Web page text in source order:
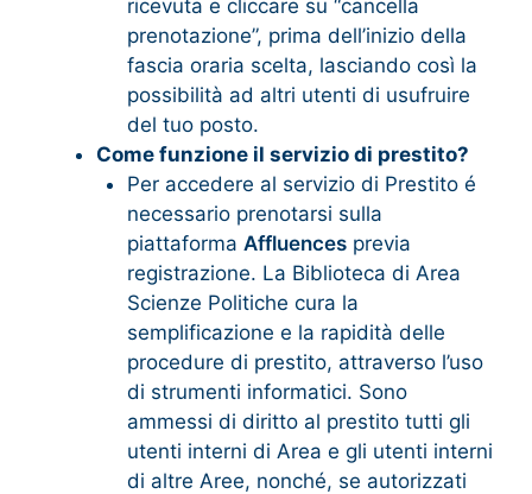
ricevuta e cliccare su “cancella
prenotazione”, prima dell’inizio della
fascia oraria scelta, lasciando così la
possibilità ad altri utenti di usufruire
del tuo posto.
Come funzione il servizio di prestito?
Per accedere al servizio di Prestito é
necessario prenotarsi sulla
piattaforma Affluencesprevia
registrazione. La Biblioteca di Area
Scienze Politiche cura la
semplificazione e la rapidità delle
procedure di prestito, attraverso l’uso
di strumenti informatici. Sono
ammessi di diritto al prestito tutti gli
utenti interni di Area e gli utenti interni
di altre Aree, nonché, se autorizzati